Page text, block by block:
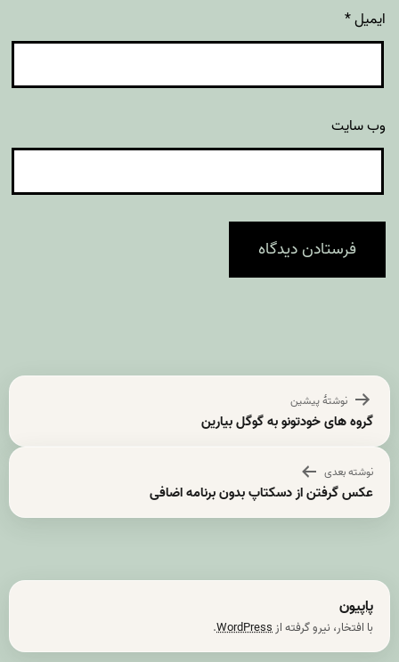
ایمیل*
وب‌ سایت
راهبری
نوشتهنوشتهٔ پیشین
گروه های خودتونو به گوگل بیارین
نوشته بعدی
عکس گرفتن از دسکتاپ بدون برنامه اضافی
پاپیون
با افتخار، نیرو گرفته ازWordPress
.